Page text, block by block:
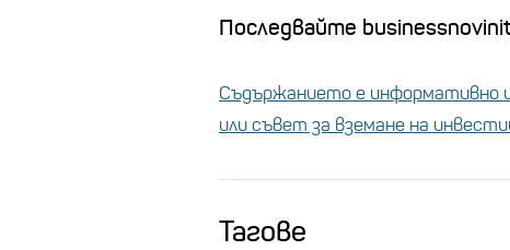
Последвайте
Съдържанието е информативно
или съвет за вземане на
Тагове